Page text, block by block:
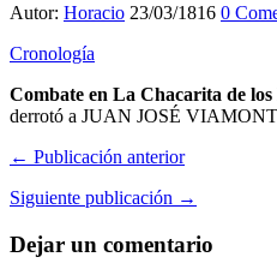
Autor: Horacio 23/03/1816 0
Cronología
Combate en La Chacarita de los
derrotó a JUAN JOSÉ
← Publicación anterior
Siguiente publicación →
Dejar un comentario